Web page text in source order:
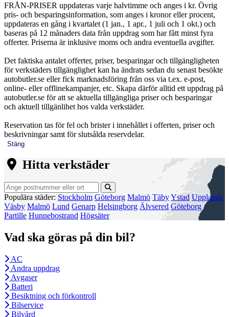
FRÅN-PRISER uppdateras varje halvtimme och anges i kr. Övrig
pris- och besparingsinformation, som anges i kronor eller procent,
uppdateras en gång i kvartalet (1 jan., 1 apr., 1 juli och 1 okt.) och
baseras på 12 månaders data från uppdrag som har fått minst fyra
offerter. Priserna är inklusive moms och andra eventuella avgifter.
Det faktiska antalet offerter, priser, besparingar och tillgängligheten
för verkstäders tillgänglighet kan ha ändrats sedan du senast besökte
autobutler.se eller fick marknadsföring från oss via t.ex. e-post,
online- eller offlinekampanjer, etc. Skapa därför alltid ett uppdrag på
autobutler.se för att se aktuella tillgängliga priser och besparingar
och aktuell tillgänlihet hos valda verkstäder.
Reservation tas för fel och brister i innehållet i offerten, priser och
beskrivningar samt för slutsålda reservdelar.
Stäng
Hitta verkstäder
Populära städer: Stockholm Göteborg Malmö TäbyYstad Upplands
Väsby Malmö Lund Genarp Helsingborg Älvsered Göteborg
Partille Hunnebostrand Högsäter
Vad ska göras på din bil?
AC
Andra uppdrag
Avgaser
Batteri
Besiktning och förkontroll
Bilservice
Bilvård